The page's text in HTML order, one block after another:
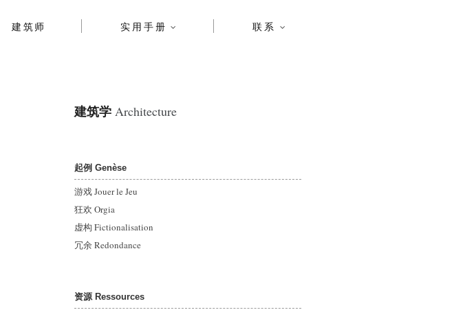
建筑师 实用手册 联系
建筑学 Architecture
起例 Genèse
游戏 Jouer le Jeu
狂欢 Orgia
虚构 Fictionalisation
冗余 Redondance
资源 Ressources